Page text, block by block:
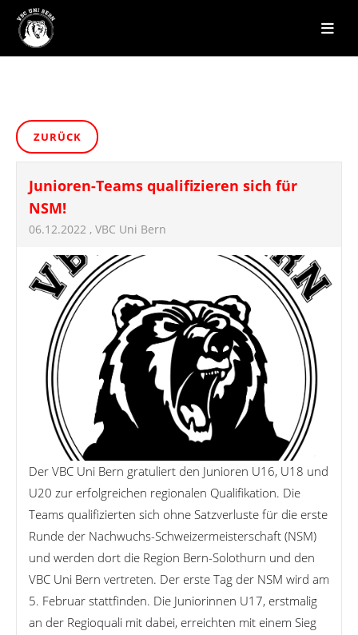
ZURÜCK
Junioren-Teams qualifizieren sich für
NSM!
06.12.2022 , VBC Uni Bern
Der VBC Uni Bern gratuliert den Junioren U16, U18 und
U20 zur erfolgreichen regionalen Qualifikation. Die
Teams qualifizierten sich ohne Satzverluste für die erste
Runde der Nachwuchs-Schweizermeisterschaft (NSM)
und werden dort die Region Bern-Solothurn und den
VBC Uni Bern vertreten. Der erste Tag der NSM wird am
5. Februar stattfinden. Die Juniorinnen U17, erstmalig
an der Regioquali mit dabei, erreichten mit einem Sieg